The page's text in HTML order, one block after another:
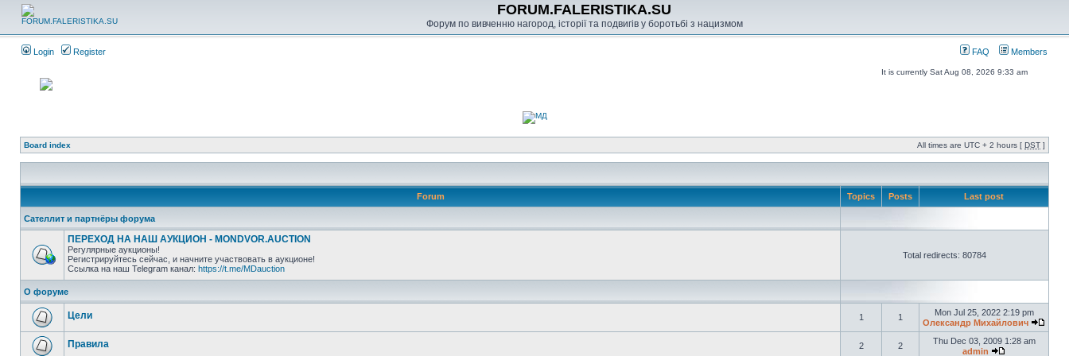
FORUM.FALERISTIKA.SU
Форум по вивченню нагород, історії та подвигів у боротьбі з нацизмом
Login Register FAQ Members
It is currently Sat Aug 08, 2026 9:33 am
Board index All times are UTC + 2 hours [ DST ]
Forum Topics Posts Last post
Сателлит и партнёры форума
ПЕРЕХОД НА НАШ АУКЦИОН - MONDVOR.AUCTION
Регулярные аукционы!
Регистрируйтесь сейчас, и начните участвовать в аукционе!
Ссылка на наш Telegram канал: https://t.me/MDauction
Total redirects: 80784
О форуме
Цели 1 1
Mon Jul 25, 2022 2:19 pm
Олександр Михайлович
Правила 2 2
Thu Dec 03, 2009 1:28 am
admin